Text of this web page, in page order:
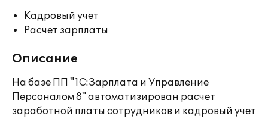
Кадровый учет
Расчет зарплаты
Описание
На базе ПП "1С:Зарплата и Управление
Персоналом 8" автоматизирован расчет
заработной платы сотрудников и кадровый учет